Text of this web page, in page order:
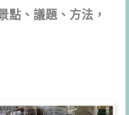
點、議題、方法，